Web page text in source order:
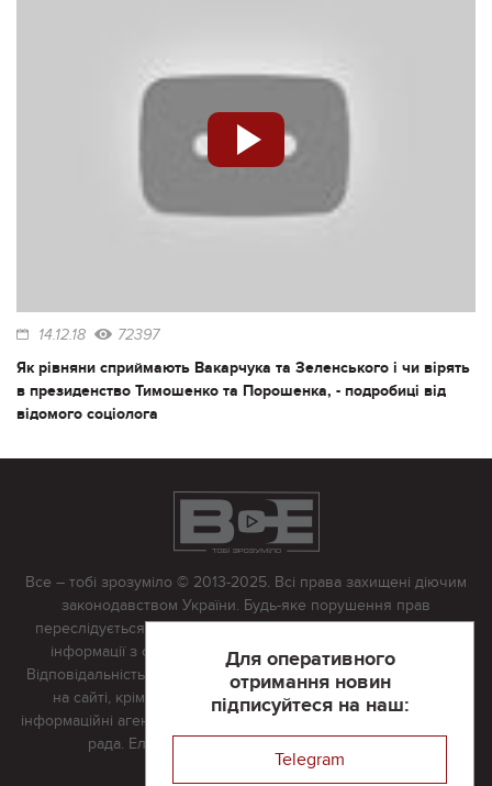
14.12.18 72397
Як рівняни сприймають Вакарчука та Зеленського і чи вірять
в президенство Тимошенко та Порошенка, - подробиці від
відомого соціолога
Для оперативного
отримання новин
підписуйтеся на наш:
Telegram
Все – тобі зрозуміло © 2013-2025. Всі права захищені діючим
законодавством України. Будь-яке порушення прав
переслідується в судовому порядку. Будь-яке відтворення
інформації з сайту тільки з письмово дозволу редакції.
Відповідальність за достовірність усіх матеріалів, розміщених
на сайті, крім матеріалів, які містять посилання на інші
інформаційні агентства або інтернет-видання, несе редакційна
рада. Електронна пошта: